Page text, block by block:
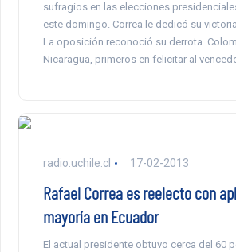
sufragios en las elecciones
este domingo. Correa le dedicó su
La oposición reconoció su derrota.
Nicaragua, primeros en felicitar al
radio.uchile.cl 17-02-2013
Rafael Correa es reelecto con
mayoría en Ecuador
El actual presidente obtuvo cerca del 60